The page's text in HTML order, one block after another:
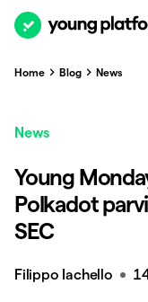
Home Blog News
News
Young
Polkadot
SEC
Filippo Iachello